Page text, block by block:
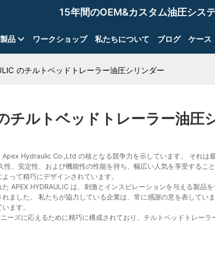
15年間のOEM&カスタム油圧シス
製品 ワークショップ 私たちについて ブログ ケース
のチルトベッドトレーラー油圧シリンダー
チルトベッドトレーラー油圧
Hydraulic Co.,Ltd の核となる競争力を示しています。 それは
、安定性、および機能性の性能を持ち、幅広い人気を享受するこ
って精巧にデザインされています。
APEX HYDRAULIC は、刺激とインスピレーションを与える製品
ました。 私たちが協力している企業は、常に感謝の意を表してい
ます。
ーズに応えるために精巧に構成されており、チルトベッドトレー